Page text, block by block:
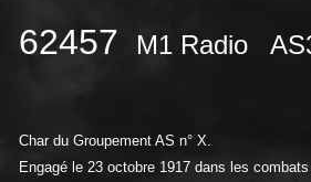
62457 M1 Radio
Char du Groupement AS n° X.
Engagé le 23 octobre 1917 dans les